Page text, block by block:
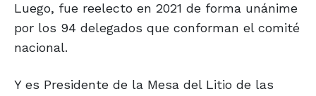
Luego, fue reelecto en 2021 de forma unánime
por los 94 delegados que conforman el comité
nacional.
Y es Presidente de la Mesa del Litio de las